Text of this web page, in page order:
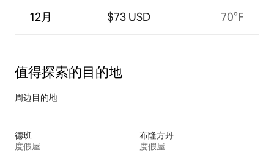
12月 $73 USD 70°F
值得探索的目的地
周边目的地
德班
度假屋
布隆方丹
度假屋